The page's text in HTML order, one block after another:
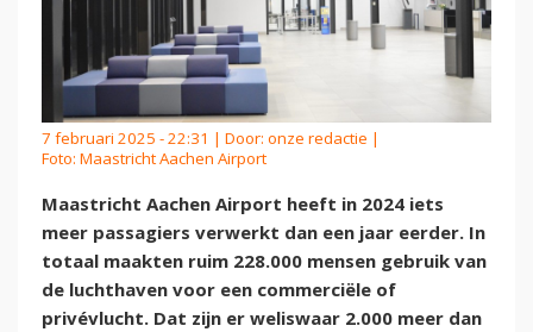
7 februari 2025 - 22:31 | Door: onze redactie |
Foto: Maastricht Aachen Airport
Maastricht Aachen Airport heeft in 2024 iets
meer passagiers verwerkt dan een jaar eerder. In
totaal maakten ruim 228.000 mensen gebruik van
de luchthaven voor een commerciële of
privévlucht. Dat zijn er weliswaar 2.000 meer dan